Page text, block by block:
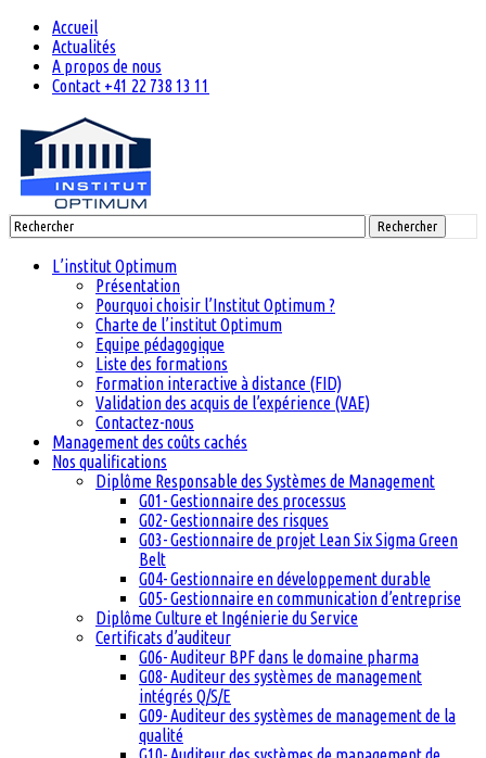
Accueil
Actualités
A propos de nous
Contact +41 22 738 13 11
Rechercher
L’institut Optimum
Présentation
Pourquoi choisir l’Institut Optimum ?
Charte de l’institut Optimum
Equipe pédagogique
Liste des formations
Formation interactive à distance (FID)
Validation des acquis de l’expérience (VAE)
Contactez-nous
Management des coûts cachés
Nos qualifications
Diplôme Responsable des Systèmes de Management
G01- Gestionnaire des processus
G02- Gestionnaire des risques
G03- Gestionnaire de projet Lean Six Sigma Green
Belt
G04- Gestionnaire en développement durable
G05- Gestionnaire en communication d’entreprise
Diplôme Culture et Ingénierie du Service
Certificats d’auditeur
G06- Auditeur BPF dans le domaine pharma
G08- Auditeur des systèmes de management
intégrés Q/S/E
G09- Auditeur des systèmes de management de la
qualité